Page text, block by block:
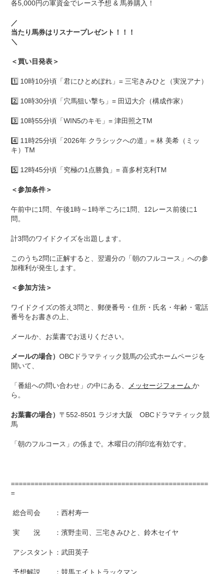
各5,000円の軍資金でレース予想 & 馬券購入！
／
当たり馬券はリスナープレゼント！！！
＼
＜買い目発表＞
1️⃣ 10時10分頃「君にひとめぼれ」= 三宅きみひと（実況アナ）
2️⃣ 10時30分頃「穴馬狙い撃ち」= 田辺大介（構成作家）
3️⃣ 10時55分頃「WIN5のキモ」= 津田照之TM
4️⃣ 11時25分頃「2026年 クラシックへの道」= 林 美希（ミッ
キ）TM
5️⃣ 12時45分頃「究極の1点勝負」= 喜多村克利TM
＜参加条件＞
午前中に1問、午後1時～1時半ごろに1問、12レース前後に1
問。
計3問のワイドクイズを出題します。
このうち2問に正解すると、翌週分の「朝のフルコース」への参
加権利が発生します。
＜参加方法＞
ワイドクイズの答え3問と、郵便番号・住所・氏名・年齢・電話
番号をお書きの上、
メールか、お葉書でお送りください。
メールの場合）OBCドラマティック競馬の公式ホームページを
開いて、
「番組への問い合わせ」の中にある、 メッセージフォームか
ら。
お葉書の場合） 〒552-8501 ラジオ大阪 OBCドラマティック競
馬
「朝のフルコース」の係まで。木曜日の消印迄有効です。
==================================================
=
総合司会 ：西村寿一
実 況 ：濱野圭司、三宅きみひと、鈴木セイヤ
アシスタント：武田英子
予想解説 ：競馬エイトトラックマン